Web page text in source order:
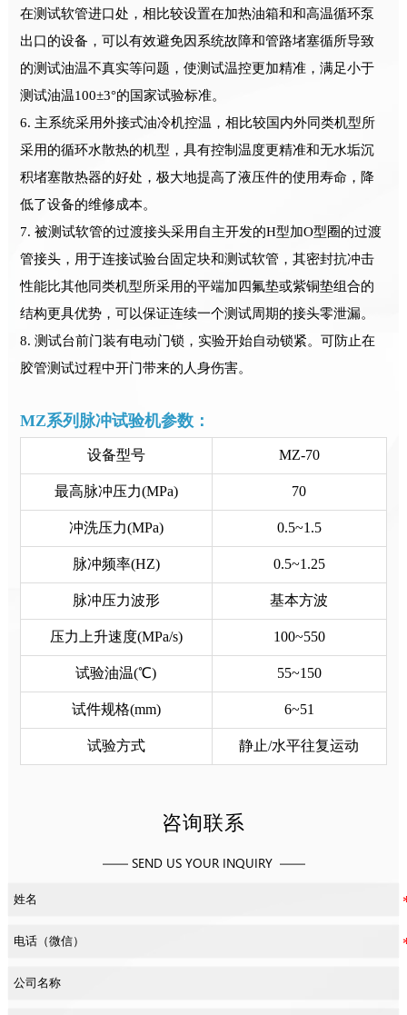
在测试软管进口处，相比较设置在加热油箱和和高温循环泵
出口的设备，可以有效避免因系统故障和管路堵塞循所导致
的测试油温不真实等问题，使测试温控更加精准，满足小于
测试油温100±3°的国家试验标准。
6. 主系统采用外接式油冷机控温，相比较国内外同类机型所
采用的循环水散热的机型，具有控制温度更精准和无水垢沉
积堵塞散热器的好处，极大地提高了液压件的使用寿命，降
低了设备的维修成本。
7. 被测试软管的过渡接头采用自主开发的H型加O型圈的过渡
管接头，用于连接试验台固定块和测试软管，其密封抗冲击
性能比其他同类机型所采用的平端加四氟垫或紫铜垫组合的
结构更具优势，可以保证连续一个测试周期的接头零泄漏。
8. 测试台前门装有电动门锁，实验开始自动锁紧。可防止在
胶管测试过程中开门带来的人身伤害。
MZ系列脉冲试验机参数：
设备型号 MZ-70
最高脉冲压力(MPa) 70
冲洗压力(MPa) 0.5~1.5
脉冲频率(HZ) 0.5~1.25
脉冲压力波形 基本方波
压力上升速度(MPa/s) 100~550
试验油温(℃) 55~150
试件规格(mm) 6~51
试验方式 静止/水平往复运动
咨询联系
—— SEND US YOUR INQUIRY ——